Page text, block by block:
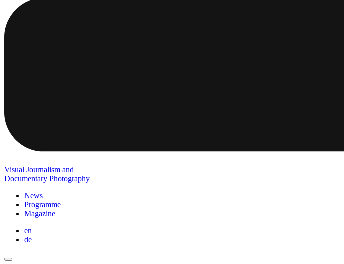
Visual Journalism and
Documentary Photography
News
Programme
Magazine
en
de